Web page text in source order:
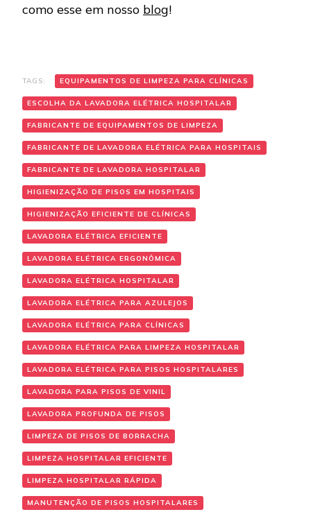
como esse em nosso blog!
TAGS: EQUIPAMENTOS DE LIMPEZA PARA CLÍNICAS
ESCOLHA DA LAVADORA ELÉTRICA HOSPITALAR
FABRICANTE DE EQUIPAMENTOS DE LIMPEZA
FABRICANTE DE LAVADORA ELÉTRICA PARA HOSPITAIS
FABRICANTE DE LAVADORA HOSPITALAR
HIGIENIZAÇÃO DE PISOS EM HOSPITAIS
HIGIENIZAÇÃO EFICIENTE DE CLÍNICAS
LAVADORA ELÉTRICA EFICIENTE
LAVADORA ELÉTRICA ERGONÔMICA
LAVADORA ELÉTRICA HOSPITALAR
LAVADORA ELÉTRICA PARA AZULEJOS
LAVADORA ELÉTRICA PARA CLÍNICAS
LAVADORA ELÉTRICA PARA LIMPEZA HOSPITALAR
LAVADORA ELÉTRICA PARA PISOS HOSPITALARES
LAVADORA PARA PISOS DE VINIL
LAVADORA PROFUNDA DE PISOS
LIMPEZA DE PISOS DE BORRACHA
LIMPEZA HOSPITALAR EFICIENTE
LIMPEZA HOSPITALAR RÁPIDA
MANUTENÇÃO DE PISOS HOSPITALARES